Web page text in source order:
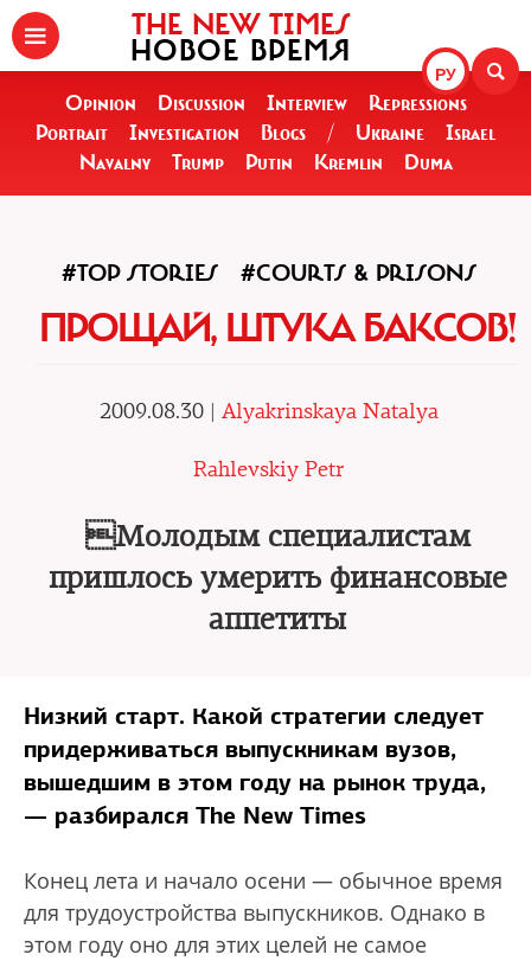
РУ
THE NEW TIMES
НОВОЕ ВРЕМЯ
Opinion Discussion Interview
Repressions
Portrait
Investigation Blogs / Ukraine
Israel
Navalny
Trump Putin Kremlin Duma
#TOP STORIES #COURTS & PRISONS
ПРОЩАЙ, ШТУКА БАКСОВ!
2009.08.30 | Alyakrinskaya Natalya
Rahlevskiy Petr
Молодым специалистам
пришлось умерить финансовые
аппетиты
Низкий старт. Какой стратегии следует
придерживаться выпускникам вузов,
вышедшим в этом году на рынок труда,
— разбирался The New Times
Конец лета и начало осени — обычное время
для трудоустройства выпускников. Однако в
этом году оно для этих целей не самое